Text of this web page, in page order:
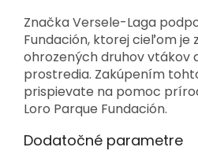
Značka Versele-Laga
Fundación, ktorej cieľom je
ohrozených druhov vtákov
prostredia. Zakúpením
prispievate na pomoc
Loro Parque Fundación.
Dodatočné parametre